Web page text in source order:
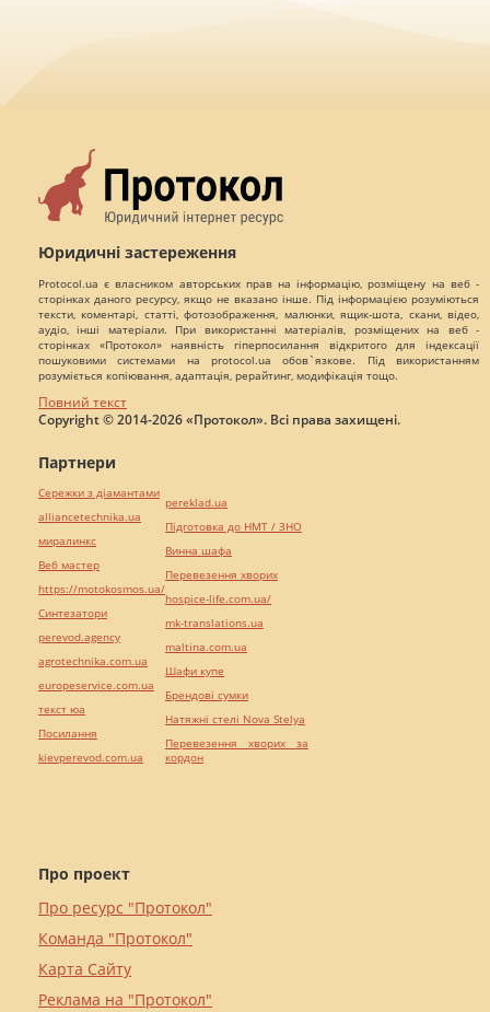
Юридичні застереження
Protocol.ua є власником авторських прав на інформацію, розміщену на веб -
сторінках даного ресурсу, якщо не вказано інше. Під інформацією розуміються
тексти, коментарі, статті, фотозображення, малюнки, ящик-шота, скани, відео,
аудіо, інші матеріали. При використанні матеріалів, розміщених на веб -
сторінках «Протокол» наявність гіперпосилання відкритого для індексації
пошуковими системами на protocol.ua обов`язкове. Під використанням
розуміється копіювання, адаптація, рерайтинг, модифікація тощо.
Повний текст
Copyright © 2014-2026 «Протокол». Всі права захищені.
Про проект
Про ресурс "Протокол"
Команда "Протокол"
Карта Сайту
Реклама на "Протокол"
Партнери
Сережки з діамантами
alliancetechnika.ua
миралинкс
Веб мастер
https://motokosmos.ua/
Синтезатори
perevod.agency
agrotechnika.com.ua
europeservice.com.ua
текст юа
Посилання
kievperevod.com.ua
pereklad.ua
Підготовка до НМТ / ЗНО
Винна шафа
Перевезення хворих
hospice-life.com.ua/
mk-translations.ua
maltina.com.ua
Шафи купе
Брендові сумки
Натяжні стелі Nova Stelya
Перевезення хворих за
кордон